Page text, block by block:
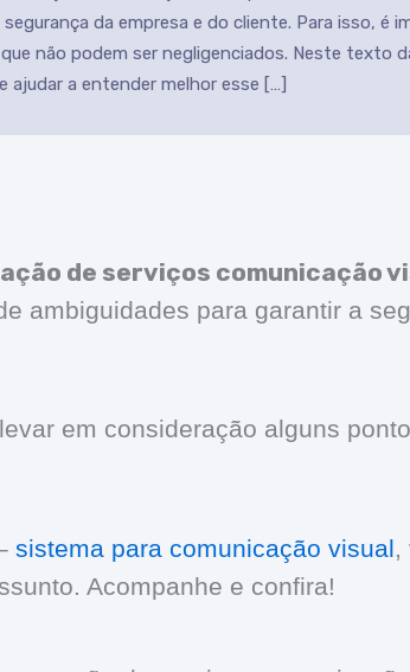
da empresa e do cliente. Para isso, é
não podem ser negligenciados. Neste texto
ajudar a entender melhor esse […]
de serviços comunicação
ambiguidades para garantir a
em consideração alguns
sistema para comunicação visual,
Acompanhe e confira!